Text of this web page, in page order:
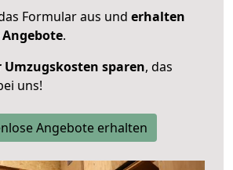
Formular aus und erhalten
.
Umzugskosten sparen, das
uns!
Angebote erhalten